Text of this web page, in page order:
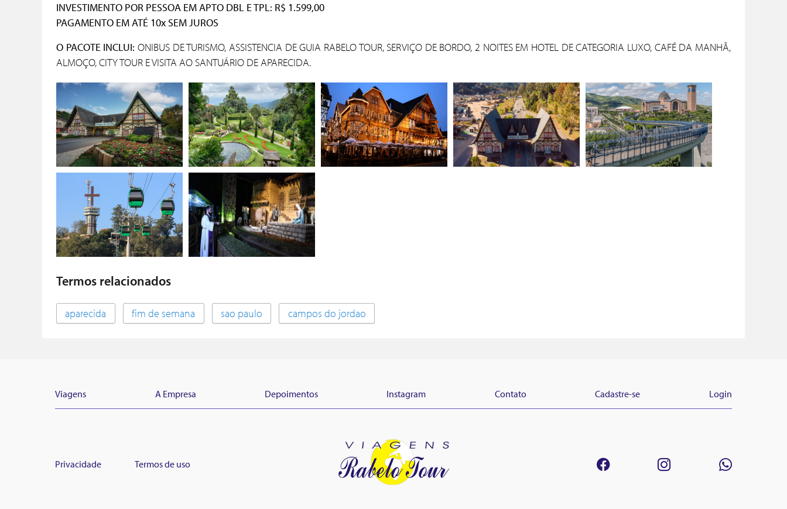
INVESTIMENTO POR PESSOA EM APTO DBL E TPL: R$ 1.599,00
PAGAMENTO EM ATÉ 10x SEM JUROS
O PACOTE INCLUI: ONIBUS DE TURISMO, ASSISTENCIA DE GUIA RABELO TOUR, SERVIÇO DE BORDO, 2 NOITES EM HOTEL DE CATEGORIA LUXO, CAFÉ DA MANHÃ,
ALMOÇO, CITY TOUR E VISITA AO SANTUÁRIO DE APARECIDA.
Termos relacionados
aparecida fim de semana sao paulo campos do jordao
Viagens A Empresa Depoimentos Instagram Contato Cadastre-se Login
Privacidade Termos de uso